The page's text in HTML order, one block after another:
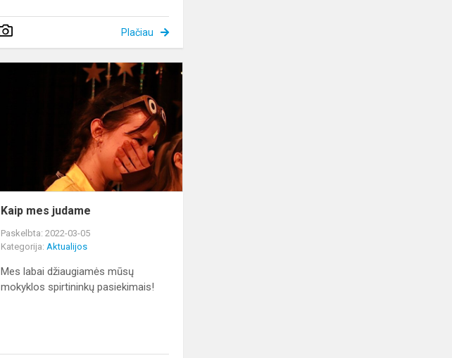
Plačiau
Kaip
judame
Kaip mes judame
Paskelbta: 2022-03-05
Kategorija:Aktualijos
Mes labai džiaugiamės mūsų
mokyklos spirtininkų pasiekimais!